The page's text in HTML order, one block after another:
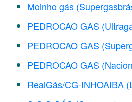
Moinho gás
PEDROCAO GAS
PEDROCAO GAS
PEDROCAO GAS
RealGás/CG-INHOAIBA